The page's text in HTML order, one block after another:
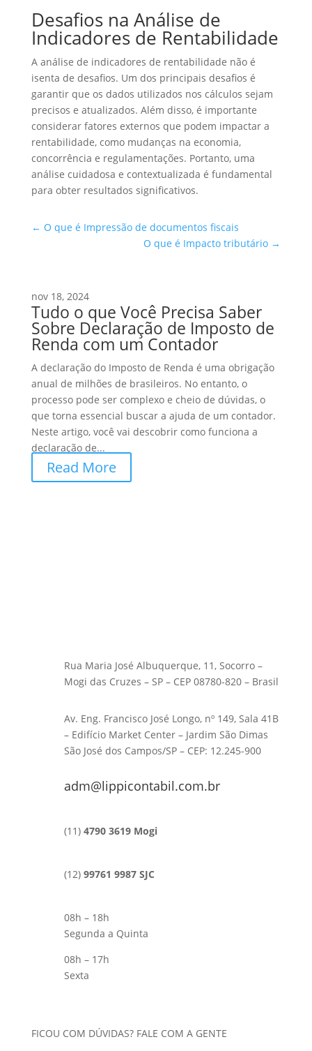
Desafios na Análise de
Indicadores de Rentabilidade
A análise de indicadores de rentabilidade não é
isenta de desafios. Um dos principais desafios é
garantir que os dados utilizados nos cálculos sejam
precisos e atualizados. Além disso, é importante
considerar fatores externos que podem impactar a
rentabilidade, como mudanças na economia,
concorrência e regulamentações. Portanto, uma
análise cuidadosa e contextualizada é fundamental
para obter resultados significativos.
← O que é Impressão de documentos fiscais
O que é Impacto tributário →
nov 18, 2024
Tudo o que Você Precisa Saber
Sobre Declaração de Imposto de
Renda com um Contador
A declaração do Imposto de Renda é uma obrigação
anual de milhões de brasileiros. No entanto, o
processo pode ser complexo e cheio de dúvidas, o
que torna essencial buscar a ajuda de um contador.
Neste artigo, você vai descobrir como funciona a
declaração de...
Read More
Rua Maria José Albuquerque, 11, Socorro –
Mogi das Cruzes – SP – CEP 08780-820 – Brasil
Av. Eng. Francisco José Longo, nº 149, Sala 41B
– Edifício Market Center – Jardim São Dimas
São José dos Campos/SP – CEP: 12.245-900
adm@lippicontabil.com.br
(11) 4790 3619 Mogi
(12) 99761 9987 SJC
08h – 18h
Segunda a Quinta
08h – 17h
Sexta
FICOU COM DÚVIDAS? FALE COM A GENTE